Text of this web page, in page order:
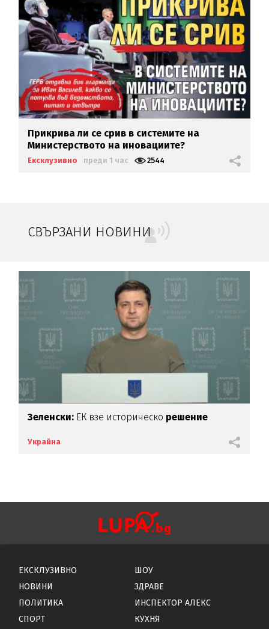
Прикрива ли се срив в системите на
Министерството на иновациите?
Ексклузивно преди 1 час 2544
СВЪРЗАНИ НОВИНИ
Зеленски: ЕК взе историческо решение
Украйна
ЕКСКЛУЗИВНО
НОВИНИ
ПОЛИТИКА
СПОРТ
ШОУ
ЗДРАВЕ
ИНСПЕКТОР АЛЕКС
КУХНЯ